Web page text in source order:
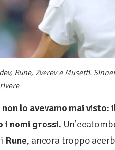
Rune, Zverev e Musetti.
lo avevamo mai
i nomi grossi.
Rune, ancora troppo